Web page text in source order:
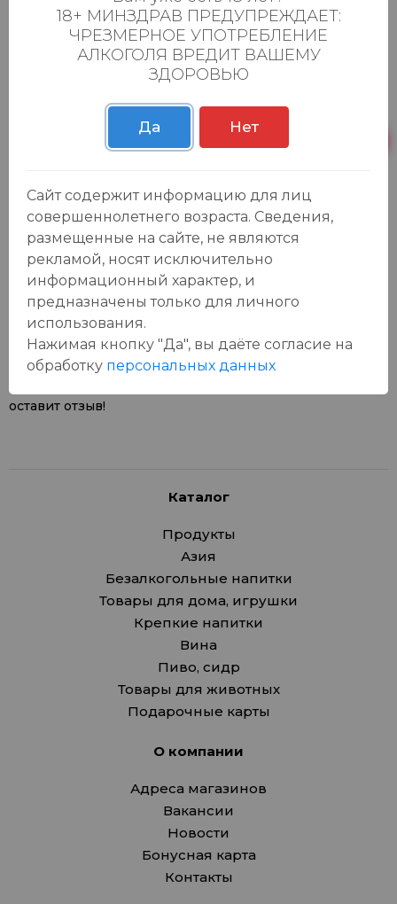
Магистральная 22д
Пн-Вс с 08:00 до
23:00
0 шт.
Осиновская 2В,
Пн-Вс с 09:00 до
23:00
Пн-Вс с 09:00 до
Отзывы:
Оставить отзыв
У данного товара еще нет отзывов, будьте первым, кто
оставит отзыв!
Каталог
Продукты
Азия
Безалкогольные напитки
Товары для дома, игрушки
Крепкие напитки
Вина
Пиво, сидр
Товары для животных
Подарочные карты
О компании
Адреса магазинов
Вакансии
Новости
Бонусная карта
Контакты
18+ МИНЗДРАВ ПРЕДУПРЕЖДАЕТ:
ЧРЕЗМЕРНОЕ УПОТРЕБЛЕНИЕ
АЛКОГОЛЯ ВРЕДИТ ВАШЕМУ
ЗДОРОВЬЮ
Да Нет
Сайт содержит информацию для лиц
совершеннолетнего возраста. Сведения,
размещенные на сайте, не являются
рекламой, носят исключительно
информационный характер, и
предназначены только для личного
использования.
Нажимая кнопку "Да", вы даёте cогласие на
обработку персональных данных